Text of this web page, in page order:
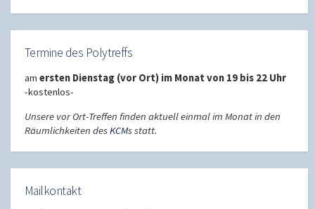
Termine des Polytreffs
am ersten Dienstag (vor Ort) im Monat von 19 bis 22 Uhr
-kostenlos-
Unsere vor Ort-Treffen finden aktuell einmal im Monat in den
Räumlichkeiten desKCMs statt.
Mailkontakt